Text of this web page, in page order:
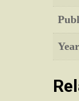
Year